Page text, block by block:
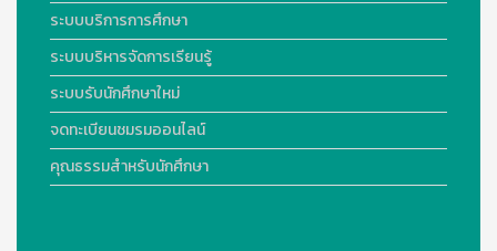
ระบบบริการการศึกษา
ระบบบริหารจัดการเรียนรู้
ระบบรับนักศึกษาใหม่
จดทะเบียนชมรมออนไลน์
คุณธรรมสำหรับนักศึกษา